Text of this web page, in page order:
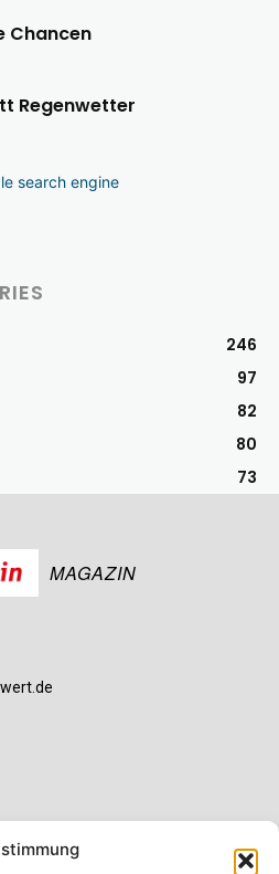
Chancen
Regenwetter
246
97
82
80
73
MAGAZIN
Girokonto? Dann ist unser